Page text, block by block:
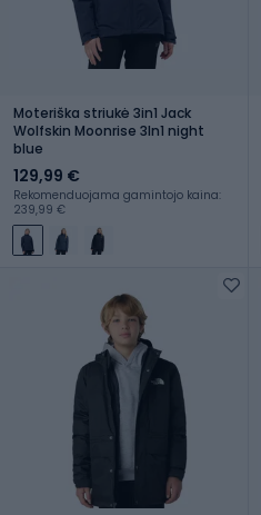
Moteriška striukė 3in1 Jack
Wolfskin Moonrise 3In1 night
blue
129,99 €
Rekomenduojama gamintojo kaina:
239,99 €